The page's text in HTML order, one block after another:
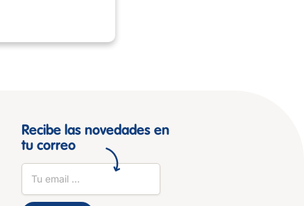
Recibe las novedades en
tu correo